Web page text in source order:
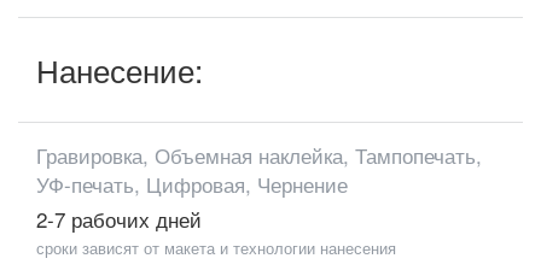
Нанесение:
Гравировка, Объемная наклейка, Тампопечать,
УФ-печать, Цифровая, Чернение
2-7 рабочих дней
сроки зависят от макета и технологии нанесения